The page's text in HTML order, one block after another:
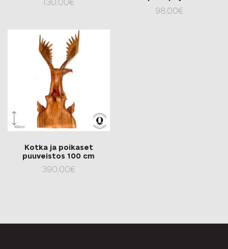
98,00€
Kotka ja poikaset
puuveistos 100 cm
390,00€